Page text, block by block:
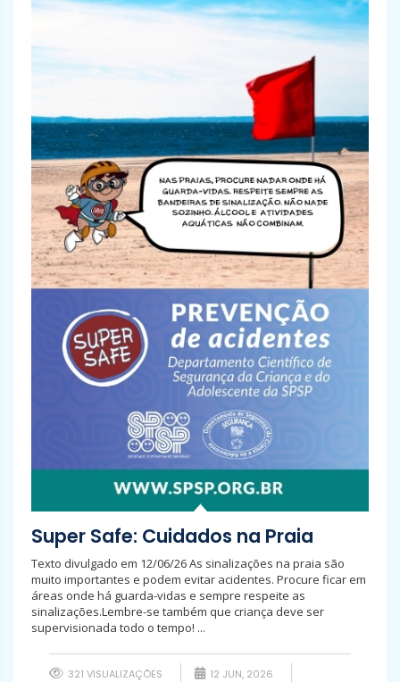
Super Safe: Cuidados na Praia
Texto divulgado em 12/06/26 As sinalizações na praia são
muito importantes e podem evitar acidentes. Procure ficar em
áreas onde há guarda-vidas e sempre respeite as
sinalizações.Lembre-se também que criança deve ser
supervisionada todo o tempo! ...
321 VISUALIZAÇÕES 12 JUN, 2026